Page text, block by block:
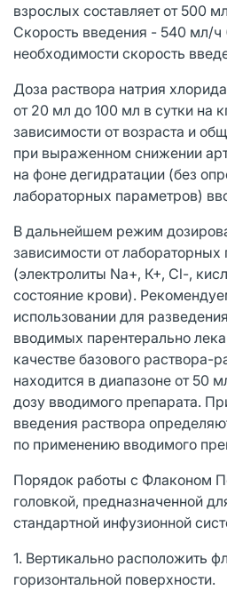
взрослых составляет от 500
Скорость введения - 540 мл/
необходимости скорость
Доза раствора натрия
от 20 мл до 100 мл в сутки на
зависимости от возраста и
при выраженном снижении
на фоне дегидратации (без
лабораторных параметров)
В дальнейшем режим
зависимости от лабораторных
(электролиты Na+, К+, Сl-,
состояние крови).
использовании для
вводимых парентерально
качестве базового раствора-
находится в диапазоне от 50
дозу вводимого препарата.
введения раствора
по применению вводимого
Порядок работы с Флаконом
головкой, предназначенной
стандартной инфузионной
1. Вертикально расположить
горизонтальной поверхности.